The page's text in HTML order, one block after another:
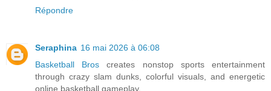
Répondre
Seraphina 16 mai 2026 à 06:08
Basketball Bros creates nonstop sports entertainment
through crazy slam dunks, colorful visuals, and energetic
online basketball gameplay.